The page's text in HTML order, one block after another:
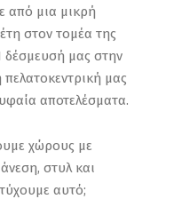
από μια μικρή
στον τομέα της
δέσμευσή μας στην
πελατοκεντρική μας
αποτελέσματα.
χώρους με
στυλ και
αυτό;